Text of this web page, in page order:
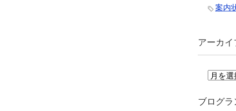
案内
アーカイ
ア
イ
ブログ